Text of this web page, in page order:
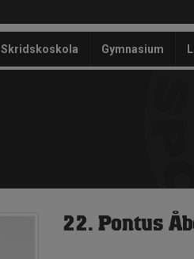
Skridskoskola Gymnasium
22. Pontus